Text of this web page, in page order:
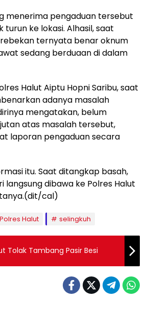
menerima pengaduan tersebut
ke lokasi. Alhasil, saat
ternyata benar oknum
sedang berduaan di dalam
Halut Aiptu Hopni Saribu, saat
adanya masalah
mengatakan, belum
atas masalah tersebut,
laporan pengaduan secara
itu. Saat ditangkap basah,
langsung dibawa ke Polres Halut
cal)
Polres Halut selingkuh
Tolak Tambang Pasir Besi